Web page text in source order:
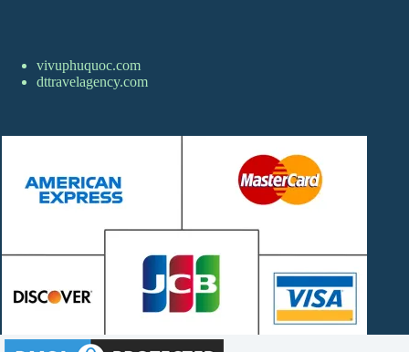
vivuphuquoc.com
dttravelagency.com